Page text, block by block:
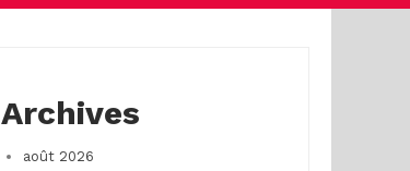
Archives
août 2026